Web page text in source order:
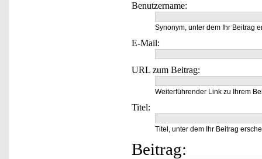
Benutzername:
Synonym, unter dem Ihr Beitrag
E-Mail:
URL zum Beitrag:
Weiterführender Link zu Ihrem
Titel:
Titel, unter dem Ihr Beitrag
Beitrag: